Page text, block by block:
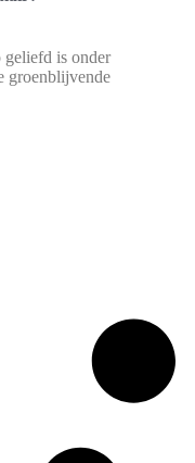
geliefd is onder
groenblijvende